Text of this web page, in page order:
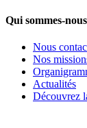
Qui sommes-
Nous
Nos
Actualités
Découvrez